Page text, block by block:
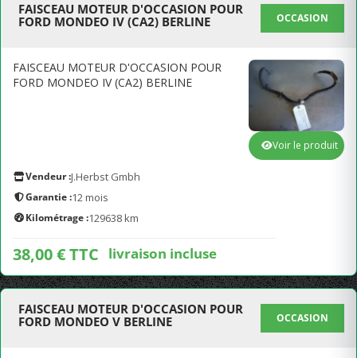
FAISCEAU MOTEUR D'OCCASION POUR
FORD MONDEO IV (CA2) BERLINE
OCCASION
FAISCEAU MOTEUR D'OCCASION POUR
FORD MONDEO IV (CA2) BERLINE
Vendeur :J.Herbst Gmbh
Garantie :12 mois
Kilométrage :129638 km
38,00 € TTC livraison incluse
Voir le produit
FAISCEAU MOTEUR D'OCCASION POUR
FORD MONDEO V BERLINE
OCCASION